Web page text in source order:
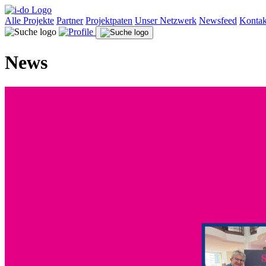
Alle Projekte Partner Projektpaten Unser Netzwerk Newsfeed
News